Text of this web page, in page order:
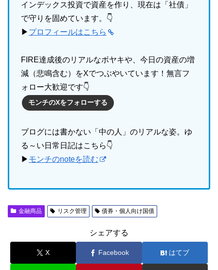
インデックス投資で資産を作り、現在は「社債」
で守りを固めています。👇
▶ プロフィールはこちら
FIRE達成後のリアルなボヤキや、今日の資産の増
減（悲鳴含む）をXでつぶやいています！無言フ
ォロー大歓迎です👇
モンチのXをフォローする
ブログには書かない「中の人」のリアルな姿。ゆ
る～い日常日記はこちら👇
▶ モンチのnoteを読む
金融商品 リスク管理 債券・個人向け国債
シェアする
X Facebook はてブ